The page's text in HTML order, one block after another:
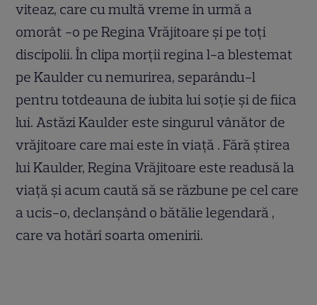
viteaz, care cu multă vreme în urmă a
omorât -o pe Regina Vrăjitoare și pe toți
discipolii. În clipa morții regina l-a blestemat
pe Kaulder cu nemurirea, separându-l
pentru totdeauna de iubita lui soție și de fiica
lui. Astăzi Kaulder este singurul vânător de
vrăjitoare care mai este în viață . Fără știrea
lui Kaulder, Regina Vrăjitoare este readusă la
viață și acum caută să se răzbune pe cel care
a ucis-o, declanșând o bătălie legendară ,
care va hotărî soarta omenirii.